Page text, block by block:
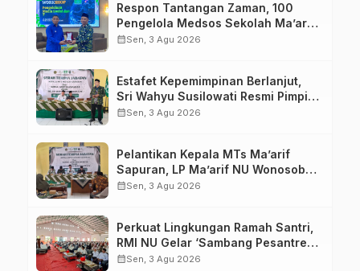
Respon Tantangan Zaman, 100
Pengelola Medsos Sekolah Ma’arif
Pekalongan Ikuti Pelatihan Literasi
calendar_monthSen, 3 Agu 2026
Estafet Kepemimpinan Berlanjut,
Sri Wahyu Susilowati Resmi Pimpin
MTs Ma’arif Sapuran
calendar_monthSen, 3 Agu 2026
Pelantikan Kepala MTs Ma’arif
Sapuran, LP Ma’arif NU Wonosobo
Tekankan Lima Amanah
calendar_monthSen, 3 Agu 2026
Perkuat Lingkungan Ramah Santri,
RMI NU Gelar ‘Sambang Pesantren’
di Pati
calendar_monthSen, 3 Agu 2026